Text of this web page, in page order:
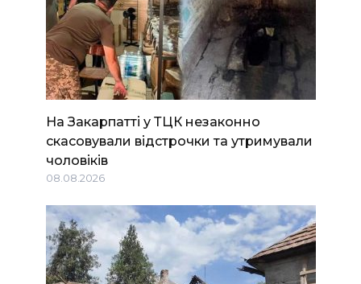
На Закарпатті у ТЦК незаконно
скасовували відстрочки та утримували
чоловіків
08.08.2026